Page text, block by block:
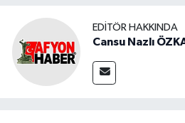
EDITÖR HAKKINDA
Cansu Nazlı